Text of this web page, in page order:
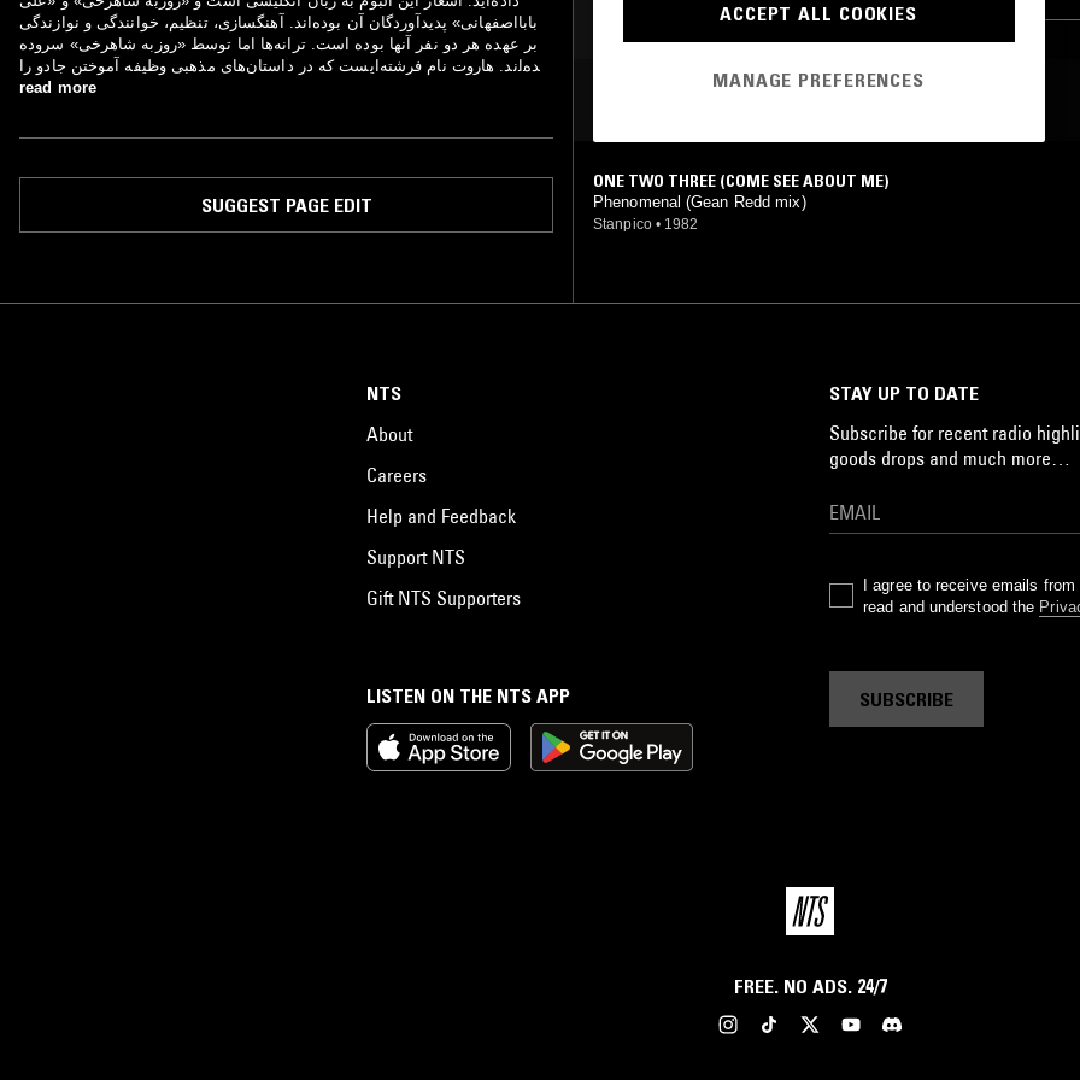
بابااصفهانی» پدیدآوردگان آن بوده‌اند. آهنگسازی، تنظیم، خوانندگی و نوازندگی
بر عهده هر دو نفر آنها بوده است. ترانه‌ها اما توسط «روزبه شاهرخی» سروده
شده‌اند. هاروت نام فرشته‌ایست که در داستان‌های مذهبی وظیفه آموختن جادو را
به مردم داشته است. «فنومنال» نیز نام این گروه است که معنی پدیدار یا چیزی
read more
SUGGEST PAGE EDIT
ONE TWO THREE (COME SEE ABOUT ME)
Phenomenal (Gean Redd mix)
Stanpico • 1982
LISTEN ON THE NTS APP
NTS
About
Careers
Help and Feedback
Support NTS
Gift NTS Supporters
STAY UP TO DATE
Subscribe for recent radio
goods drops and much more…
I agree to receive emails
read and understood the
SUBSCRIBE
FREE. NO ADS. 24/7
ACCEPT ALL COOKIES
MANAGE PREFERENCES